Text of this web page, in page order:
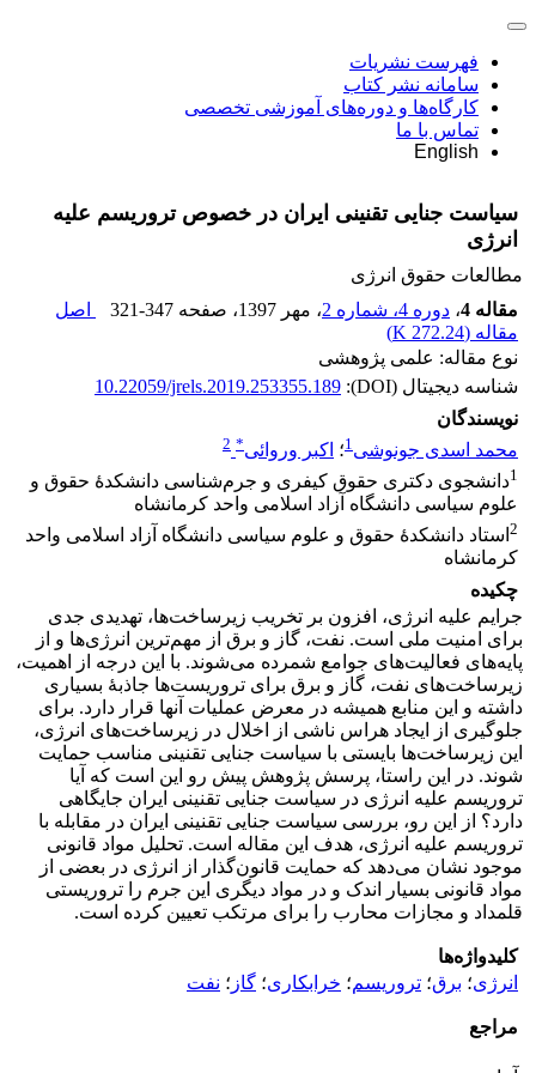
فهرست نشریات
سامانه نشر کتاب
کارگاه‌ها و دوره‌های آموزشی تخصصی
تماس با ما
English
سیاست جنایی تقنینی ایران در خصوص تروریسم علیه
انرژی
مطالعات حقوق انرژی
مقاله 4
، دوره 4، شماره 2 ، مهر 1397 ، صفحه 321-347
اصل
مقاله (272.24 K
)
نوع مقاله: علمی پژوهشی
شناسه دیجیتال (DOI):
10.22059/jrels.2019.253355.189
نویسندگان
محمد اسدی جونوشی1؛ اکبر وروائی*
2
1دانشجوی دکتری حقوق کیفری و جرم‌شناسی دانشکدۀ حقوق و
علوم سیاسی دانشگاه آزاد اسلامی واحد کرمانشاه
2 استاد دانشکدۀ حقوق و علوم سیاسی دانشگاه آزاد اسلامی واحد
کرمانشاه
چکیده
جرایم علیه انرژی، افزون بر تخریب زیرساخت‌ها، تهدیدی جدی
برای امنیت ملی است. نفت، گاز و برق از مهم‌ترین انرژی‌ها و از
پایه‌های فعالیت‌های جوامع شمرده می‌شوند. با این درجه از اهمیت،
زیرساخت‌های نفت، گاز و برق برای تروریست‌ها جاذبۀ بسیاری
داشته و این منابع همیشه در معرض عملیات آنها قرار دارد. برای
جلوگیری از ایجاد هراس ناشی از اخلال در زیرساخت‌های انرژی،
این زیرساخت‌ها بایستی با سیاست جنایی تقنینی مناسب حمایت
شوند. در این راستا، پرسش پژوهش پیش رو این است که آیا
تروریسم علیه انرژی در سیاست جنایی تقنینی ایران جایگاهی
دارد؟ از این رو، بررسی سیاست جنایی تقنینی ایران در مقابله با
تروریسم علیه انرژی، هدف این مقاله است. تحلیل مواد قانونی
موجود نشان می‌دهد که حمایت قانون‌گذار از انرژی در بعضی از
مواد قانونی بسیار اندک و در مواد دیگری این جرم را تروریستی
قلمداد و مجازات محارب را برای مرتکب تعیین کرده است.
کلیدواژه‌ها
انرژی؛ برق؛ تروریسم؛ خرابکاری؛ گاز ؛ نفت
مراجع